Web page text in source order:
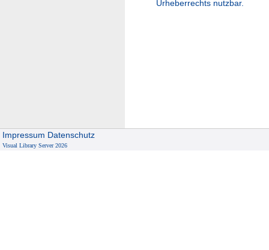
Urheberrechts nutzbar.
Impressum Datenschutz
Visual Library Server 2026